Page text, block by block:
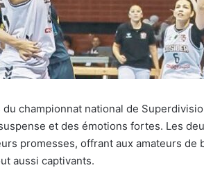
championnat national de
et des émotions fortes. Les
promesses, offrant aux amateurs
aussi captivants.